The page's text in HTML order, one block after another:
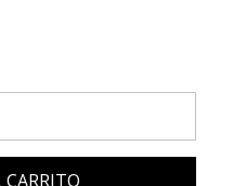
CARRITO